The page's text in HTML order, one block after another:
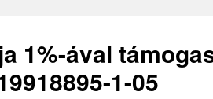
1%-ával
1-05